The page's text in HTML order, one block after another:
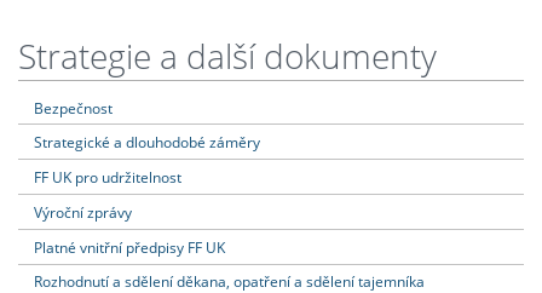
Strategie a další dokumenty
Bezpečnost
Strategické a dlouhodobé záměry
FF UK pro udržitelnost
Výroční zprávy
Platné vnitřní předpisy FF UK
Rozhodnutí a sdělení děkana, opatření a sdělení tajemníka